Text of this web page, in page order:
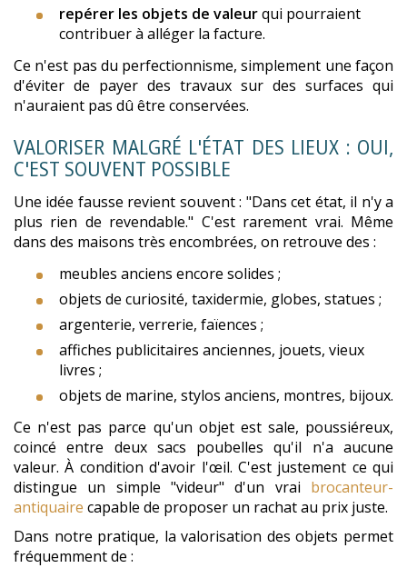
repérer les objets de valeurqui pourraient
contribuer à alléger la facture.
Ce n'est pas du perfectionnisme, simplement une façon
d'éviter de payer des travaux sur des surfaces qui
n'auraient pas dû être conservées.
VALORISER MALGRÉ L'ÉTAT DES LIEUX : OUI,
C'EST SOUVENT POSSIBLE
Une idée fausse revient souvent : "Dans cet état, il n'y a
plus rien de revendable." C'est rarement vrai. Même
dans des maisons très encombrées, on retrouve des :
meubles anciens encore solides ;
objets de curiosité, taxidermie, globes, statues ;
argenterie, verrerie, faïences ;
affiches publicitaires anciennes, jouets, vieux
livres ;
objets de marine, stylos anciens, montres, bijoux.
Ce n'est pas parce qu'un objet est sale, poussiéreux,
coincé entre deux sacs poubelles qu'il n'a aucune
valeur. À condition d'avoir l'œil. C'est justement ce qui
distingue un simple "videur" d'un vrai brocanteur-
antiquaire capable de proposer un rachat au prix juste.
Dans notre pratique, la valorisation des objets permet
fréquemment de :